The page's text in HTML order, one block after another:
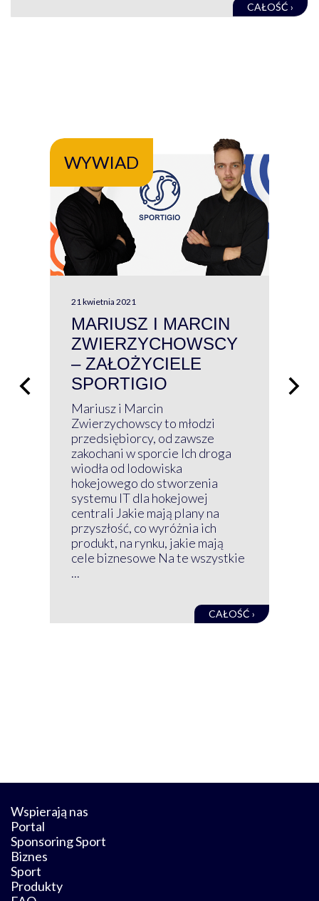
CAŁOŚĆ ›
WYWIAD
21 kwietnia 2021
MARIUSZ I MARCIN
ZWIERZYCHOWSCY
– ZAŁOŻYCIELE
SPORTIGIO
Mariusz i Marcin
Zwierzychowscy to młodzi
przedsiębiorcy, od zawsze
zakochani w sporcie Ich droga
wiodła od lodowiska
hokejowego do stworzenia
systemu IT dla hokejowej
centrali Jakie mają plany na
przyszłość, co wyróżnia ich
produkt, na rynku, jakie mają
cele biznesowe Na te wszystkie
...
CAŁOŚĆ ›
Wspierają nas
Portal
Sponsoring Sport
Biznes
Sport
Produkty